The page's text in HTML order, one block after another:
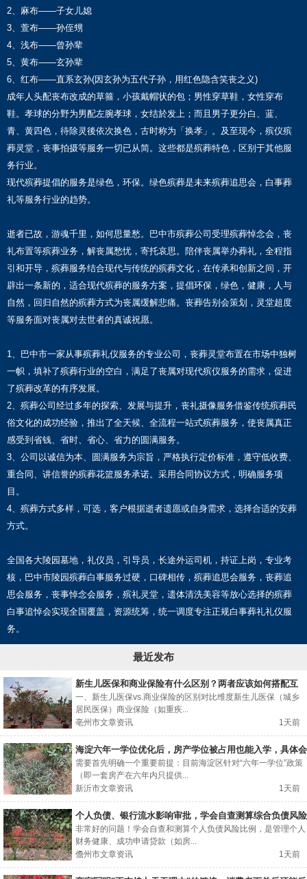
2、麻布——子女儿媳
3、萱布——孙侄甥
4、浅布——曾孙辈
5、黄布——玄孙辈
6、红布——直系玄孙(因玄孙为五代子孙，用红色隐含笑丧之义)
成年人头配丧布改成的草箍，小孩戴帽状的包；男性穿草鞋，女性穿布
鞋。孝球的分野为男配左腕孝球，女结於发上；而且男子更分白、蓝、
青、黄四色，待除灵後依次换色，古时称为「换孝」。及至现今，殡仪殡
葬灵堂，丧事拍摄等服务一切已从简。这些都是殡葬特色，区别于其他服
务行业。
现代殡葬提倡的服务是绿色，环保。绿色殡葬是未来殡葬追思会，白事葬
礼等服务行业的趋势。
逝者已故，游魂千里，如何思量愁。巴中市殡葬公司受理殡葬悼念会，丧
礼布置等殡葬业务，解丧属愁忧，寄托哀思。陪伴丧属举办葬礼，全程指
引和开导，殡葬服务结合现代与传统的殡葬文化，在传承和创新之间，开
辟出一条新的，适合现代殡葬的服务方案，提倡环保，绿色，健康，人与
自然，回归自然的殡葬方式为丧属缓解悲痛。丧葬告别会策划，灵堂超度
等服务面对丧属对去世者的真诚祝愿。
1、巴中市一家从事殡葬礼仪服务的专业公司，丧葬灵堂布置在市场中独树
一帜，填补了殡葬行业的空白，满足了丧属对现代殡仪服务的需求，促进
了殡葬改革的有序发展。
2、殡葬公司经过多年的探索、发展与提升，丧礼摄像服务借鉴传统殡葬民
俗文化的成功经验，推出了全天候、全流程一站式殡葬服务，使丧属真正
感受到省钱、省时、省心、省力的圆满服务。
3、公司以诚信为本、圆满服务为宗旨，严格执行定价标准，遵守低收费、
重合同、讲信誉的殡葬花篮服务承诺。采用合同协议方式，明确服务项
目。
4、殡葬方式多样，可选，客户根据逝者遗愿或自身需求，选择合适的安葬
方式。
全国各大陵园墓地，礼仪员，引导员，长途外运司机，持证上岗，专业考
核，巴中市陵园殡葬白事服务过硬，口碑相传，殡葬追思会服务，丧葬追
思会服务，丧事悼念会服务，殡礼灵堂，遗体清洗美容等放心选择的殡葬
白事追悼会实现全国覆盖，资源统筹，统一调度专注正规白事葬礼礼仪服
务。
最近发布
新生儿医保和商业保险有什么区别？两者应该如何搭配互
补？
一、新生儿医保vs.商业保险的区别对比维度新生儿医保（城乡
居民医保）商业保险（如重疾...
亳州市文章资讯
1天前
海淀六年一学位优化后，房产学位被占用也能入学，具体会
走哪种划片路径？
需要首先明确一个重要前提：目前海淀区针对“六年一学位”政策
（即一套房产在六年内只提供...
新沂市文章资讯
1天前
个人负债、银行流水影响审批，学会自查测算综合负债风险
比例
非常好的问题！学会自查和测算个人负债风险比例，是管理个人
财务健康、成功申请贷款（如房...
儋州市文章资讯
1天前